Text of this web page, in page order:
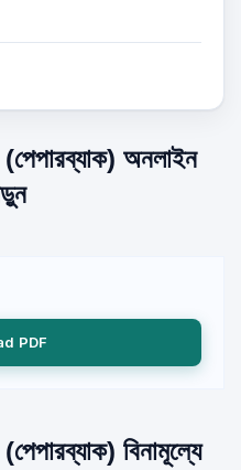
(পেপারব্যাক) অনলাইন
PDF
বিনামূল্যে